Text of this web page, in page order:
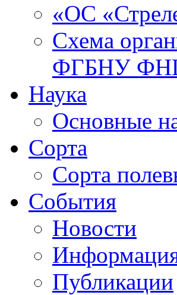
«ОС
Схема
ФГБНУ
Наука
Основные
Сорта
Сорта
События
Новости
Публикации